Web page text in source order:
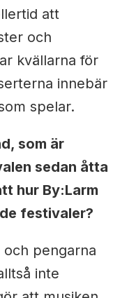
att
och
kvällarna för
innebär
spelar.
som är
sedan åtta
hur By:Larm
festivaler?
pengarna
inte